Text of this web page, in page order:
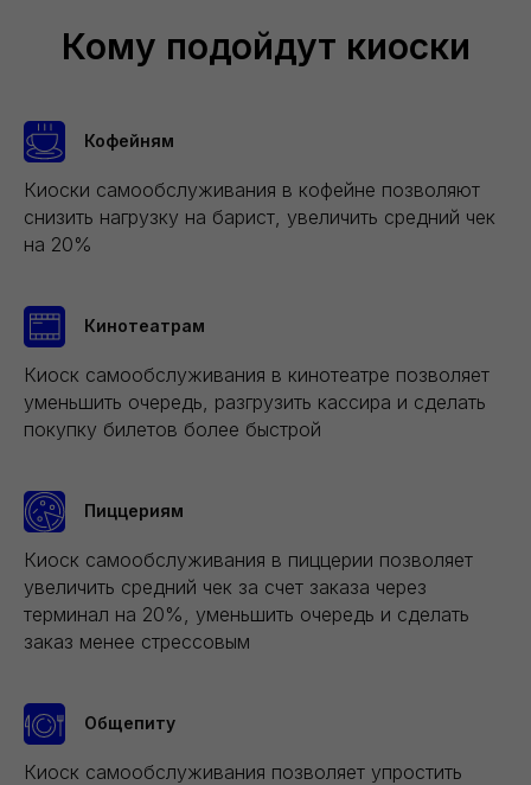
Кому подойдут киоски
Кофейням
Киоски самообслуживания в кофейне позволяют
снизить нагрузку на барист, увеличить средний чек
на 20%
Кинотеатрам
Киоск самообслуживания в кинотеатре позволяет
уменьшить очередь, разгрузить кассира и сделать
покупку билетов более быстрой
Пиццериям
Киоск самообслуживания в пиццерии позволяет
увеличить средний чек за счет заказа через
терминал на 20%, уменьшить очередь и сделать
заказ менее стрессовым
Общепиту
Киоск самообслуживания позволяет упростить